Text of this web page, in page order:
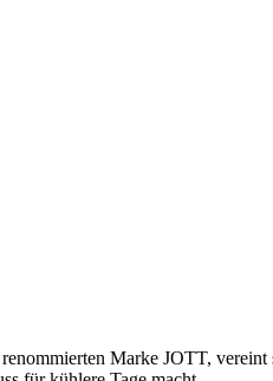
Marke JOTT,